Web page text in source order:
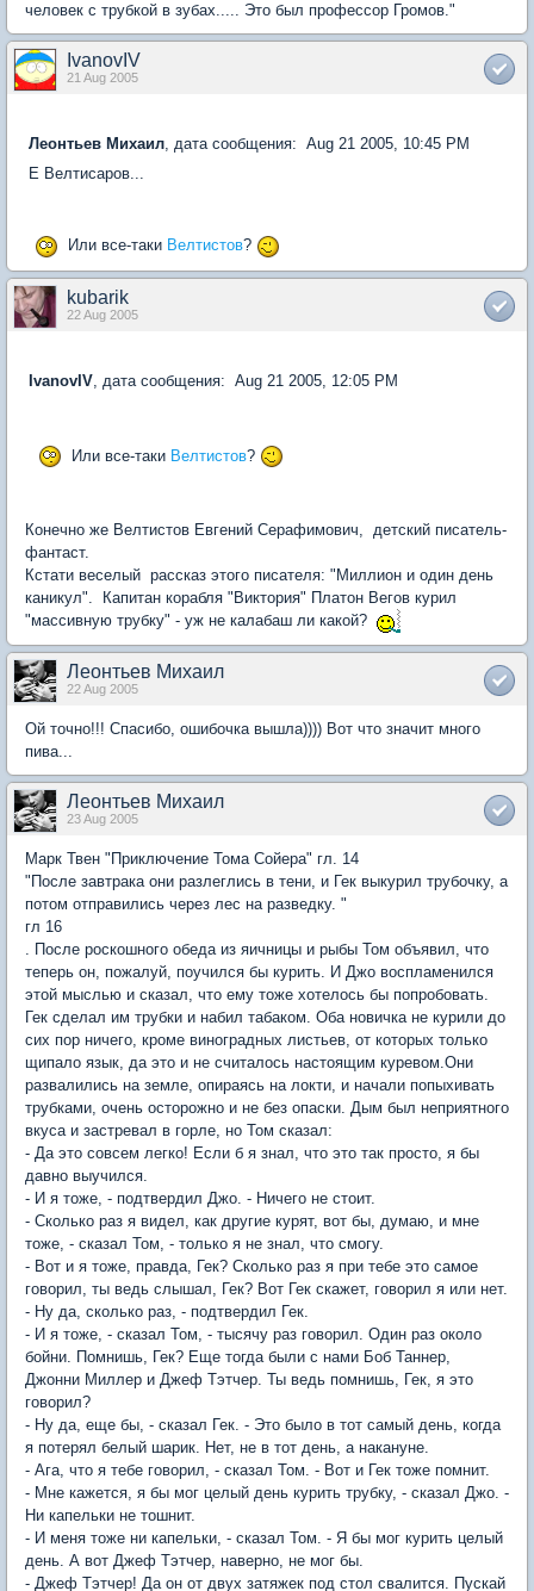
человек с трубкой в зубах..... Это был профессор Громов."
IvanovIV
21 Aug 2005
Леонтьев Михаил, дата сообщения: Aug 21 2005, 10:45 PM
Е Велтисаров...
Или все-таки Велтистов?
kubarik
22 Aug 2005
IvanovIV , дата сообщения: Aug 21 2005, 12:05 PM
Или все-таки Велтистов?
Конечно же Велтистов Евгений Серафимович, детский писатель-
фантаст.
Кстати веселый рассказ этого писателя: "Миллион и один день
каникул". Капитан корабля "Виктория" Платон Вегов курил
"массивную трубку" - уж не калабаш ли какой?
Леонтьев Михаил
22 Aug 2005
Ой точно!!! Спасибо, ошибочка вышла)))) Вот что значит много
пива...
Леонтьев Михаил
23 Aug 2005
Марк Твен "Приключение Тома Сойера" гл. 14
"После завтрака они разлеглись в тени, и Гек выкурил трубочку, а
потом отправились через лес на разведку. "
гл 16
. После роскошного обеда из яичницы и рыбы Том объявил, что
теперь он, пожалуй, поучился бы курить. И Джо воспламенился
этой мыслью и сказал, что ему тоже хотелось бы попробовать.
Гек сделал им трубки и набил табаком. Оба новичка не курили до
сих пор ничего, кроме виноградных листьев, от которых только
щипало язык, да это и не считалось настоящим куревом.Они
развалились на земле, опираясь на локти, и начали попыхивать
трубками, очень осторожно и не без опаски. Дым был неприятного
вкуса и застревал в горле, но Том сказал:
- Да это совсем легко! Если б я знал, что это так просто, я бы
давно выучился.
- И я тоже, - подтвердил Джо. - Ничего не стоит.
- Сколько раз я видел, как другие курят, вот бы, думаю, и мне
тоже, - сказал Том, - только я не знал, что смогу.
- Вот и я тоже, правда, Гек? Сколько раз я при тебе это самое
говорил, ты ведь слышал, Гек? Вот Гек скажет, говорил я или нет.
- Ну да, сколько раз, - подтвердил Гек.
- И я тоже, - сказал Том, - тысячу раз говорил. Один раз около
бойни. Помнишь, Гек? Еще тогда были с нами Боб Таннер,
Джонни Миллер и Джеф Тэтчер. Ты ведь помнишь, Гек, я это
говорил?
- Ну да, еще бы, - сказал Гек. - Это было в тот самый день, когда
я потерял белый шарик. Нет, не в тот день, а накануне.
- Ага, что я тебе говорил, - сказал Том. - Вот и Гек тоже помнит.
- Мне кажется, я бы мог целый день курить трубку, - сказал Джо. -
Ни капельки не тошнит.
- И меня тоже ни капельки, - сказал Том. - Я бы мог курить целый
день. А вот Джеф Тэтчер, наверно, не мог бы.
- Джеф Тэтчер! Да он от двух затяжек под стол свалится. Пускай